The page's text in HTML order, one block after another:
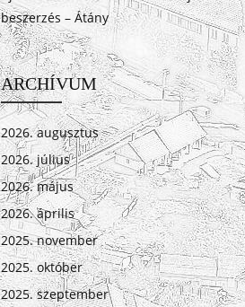
beszerzés – Átány
ARCHÍVUM
2026. augusztus
2026. július
2026. május
2026. április
2025. november
2025. október
2025. szeptember